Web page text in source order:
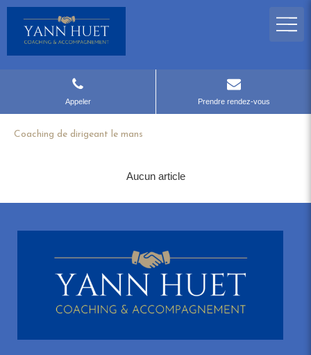
Appeler Prendre rendez-vous
Coaching de dirigeant le mans
Aucun article